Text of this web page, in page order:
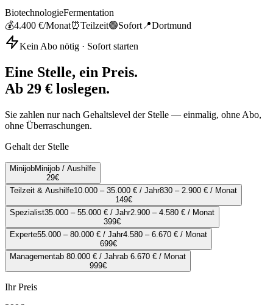
BiotechnologieFermentation
💰4.400 €/Monat⏰Teilzeit🟢Sofort 📍Dortmund
Kein Abo nötig · Sofort starten
Eine Stelle, ein Preis.
Ab 29 € loslegen.
Sie zahlen nur nach Gehaltslevel der Stelle — einmalig, ohne Abo,
ohne Überraschungen.
Gehalt der Stelle
MinijobMinijob / Aushilfe
29€
Teilzeit & Aushilfe10.000 – 35.000 € / Jahr830 – 2.900 € / Monat
149€
Spezialist35.000 – 55.000 € / Jahr2.900 – 4.580 € / Monat
399€
Experte55.000 – 80.000 € / Jahr4.580 – 6.670 € / Monat
699€
Managementab 80.000 € / Jahrab 6.670 € / Monat
999€
Ihr Preis